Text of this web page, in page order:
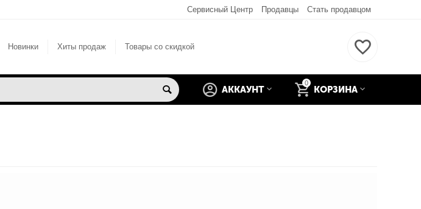
Сервисный Центр Продавцы Стать продавцом
Новинки Хиты продаж Товары со скидкой
0
КОРЗИНА
АККАУНТ